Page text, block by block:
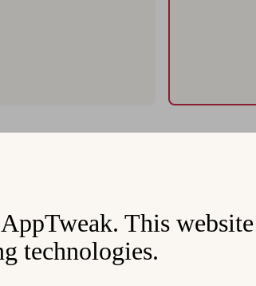
This
technologies.
리던 작업이 이제 10
하여 성과를 점검하고, 놓친 키워드 기회를